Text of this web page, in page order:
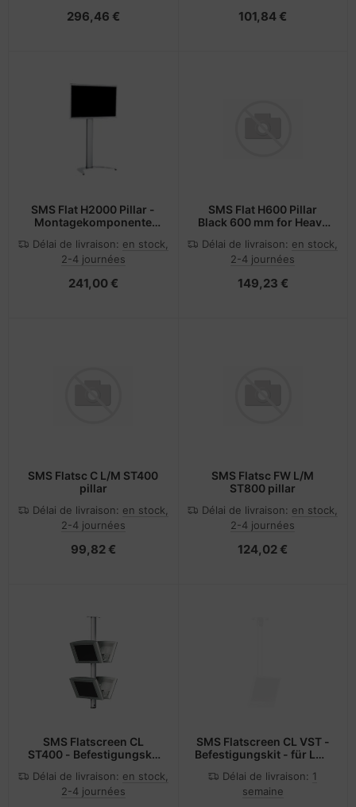
296,46 € 101,84 €
SMS Flat H2000 Pillar -
Montagekomponente
Délai de livraison: en stock,
2-4 journées
241,00 €
SMS Flat H600 Pillar
Black 600 mm for Heavy
Délai de livraison: en stock,
2-4 journées
149,23 €
SMS Flatsc C L/M ST400
pillar
Délai de livraison: en stock,
2-4 journées
99,82 €
SMS Flatsc FW L/M
ST800 pillar
Délai de livraison: en stock,
2-4 journées
124,02 €
SMS Flatscreen CL
ST400 - Befestigungskit
Délai de livraison: en stock,
2-4 journées
SMS Flatscreen CL VST -
Befestigungskit - für LCD
Délai de livraison: 1
semaine